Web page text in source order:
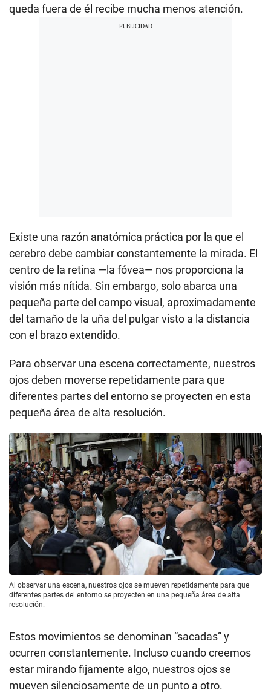
queda fuera de él recibe mucha menos atención.
Existe una razón anatómica práctica por la que el
cerebro debe cambiar constantemente la mirada. El
centro de la retina —la fóvea— nos proporciona la
visión más nítida. Sin embargo, solo abarca una
pequeña parte del campo visual, aproximadamente
del tamaño de la uña del pulgar visto a la distancia
con el brazo extendido.
Para observar una escena correctamente, nuestros
ojos deben moverse repetidamente para que
diferentes partes del entorno se proyecten en esta
pequeña área de alta resolución.
Al observar una escena, nuestros ojos se mueven repetidamente para que
diferentes partes del entorno se proyecten en una pequeña área de alta
resolución.
Estos movimientos se denominan “sacadas” y
ocurren constantemente. Incluso cuando creemos
estar mirando fijamente algo, nuestros ojos se
mueven silenciosamente de un punto a otro.